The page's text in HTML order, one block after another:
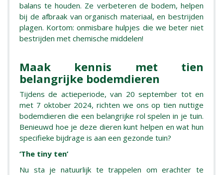
balans te houden. Ze verbeteren de bodem, helpen
bij de afbraak van organisch materiaal, en bestrijden
plagen. Kortom: onmisbare hulpjes die we beter niet
bestrijden met chemische middelen!
Maak kennis met tien
belangrijke bodemdieren
Tijdens de actieperiode, van 20 september tot en
met 7 oktober 2024, richten we ons op tien nuttige
bodemdieren die een belangrijke rol spelen in je tuin.
Benieuwd hoe je deze dieren kunt helpen en wat hun
specifieke bijdrage is aan een gezonde tuin?
‘The tiny ten’
Nu sta je natuurlijk te trappelen om erachter te